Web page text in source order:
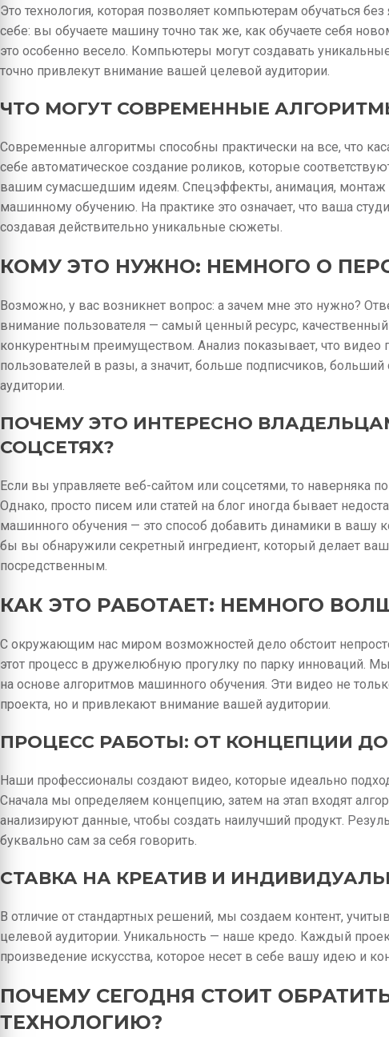
Это технология, которая позволяет компьютерам обучаться
себе: вы обучаете машину точно так же, как обучаете себя
это особенно весело. Компьютеры могут создавать
точно привлекут внимание вашей целевой аудитории.
ЧТО МОГУТ СОВРЕМЕННЫЕ
Современные алгоритмы способны практически на все, что
себе автоматическое создание роликов, которые
вашим сумасшедшим идеям. Спецэффекты, анимация, монтаж
машинному обучению. На практике это означает, что ваша
создавая действительно уникальные сюжеты.
КОМУ ЭТО НУЖНО: НЕМНОГО О
Возможно, у вас возникнет вопрос: а зачем мне это нужно?
внимание пользователя — самый ценный ресурс,
конкурентным преимуществом. Анализ показывает, что видео
пользователей в разы, а значит, больше подписчиков,
аудитории.
ПОЧЕМУ ЭТО ИНТЕРЕСНО
СОЦСЕТЯХ?
Если вы управляете веб-сайтом или соцсетями, то наверняка
Однако, просто писем или статей на блог иногда бывает
машинного обучения — это способ добавить динамики в вашу
бы вы обнаружили секретный ингредиент, который делает ваш
посредственным.
КАК ЭТО РАБОТАЕТ: НЕМНОГО
С окружающим нас миром возможностей дело обстоит
этот процесс в дружелюбную прогулку по парку инноваций.
на основе алгоритмов машинного обучения. Эти видео не
проекта, но и привлекают внимание вашей аудитории.
ПРОЦЕСС РАБОТЫ: ОТ КОНЦЕПЦИИ
Наши профессионалы создают видео, которые идеально
Сначала мы определяем концепцию, затем на этап входят
анализируют данные, чтобы создать наилучший продукт.
буквально сам за себя говорить.
СТАВКА НА КРЕАТИВ И
В отличие от стандартных решений, мы создаем контент,
целевой аудитории. Уникальность — наше кредо. Каждый
произведение искусства, которое несет в себе вашу идею и
ПОЧЕМУ СЕГОДНЯ СТОИТ
ТЕХНОЛОГИЮ?